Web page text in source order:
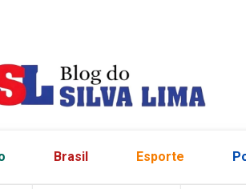
Brasil Esporte